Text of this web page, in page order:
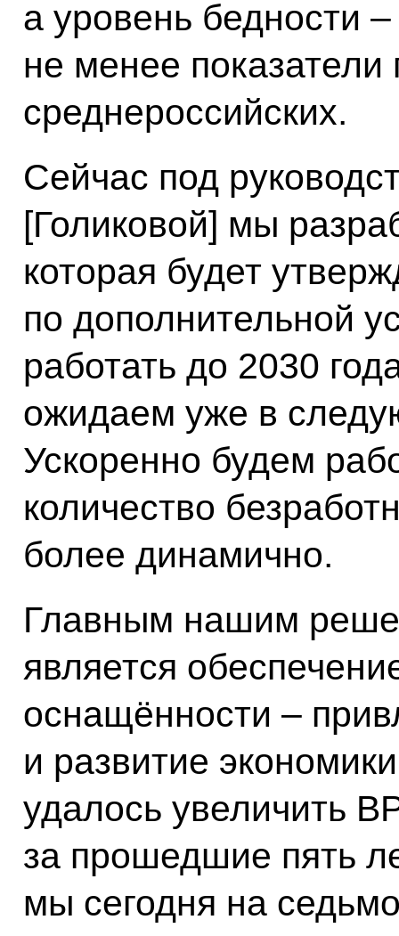
а уровень бедности
не менее
среднероссийских.
Сейчас под
[Голиковой] мы
которая будет
по дополнительной
работать до 2030
ожидаем уже в
Ускоренно будем
количество
более динамично.
Главным нашим
является
оснащённости –
и развитие
удалось увеличить
за прошедшие пять
мы сегодня на